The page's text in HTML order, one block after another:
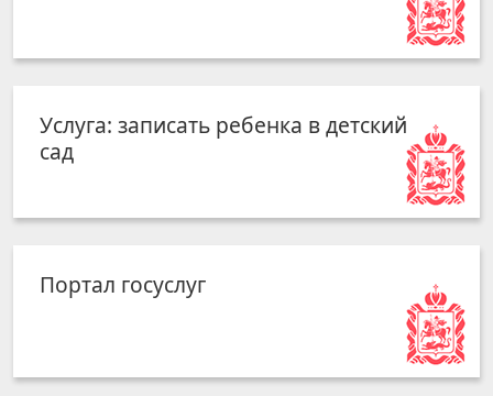
Услуга: записать ребенка в детский
сад
Портал госуслуг